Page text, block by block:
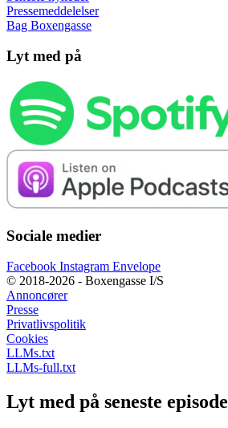
Pressemeddelelser
Bag Boxengasse
Lyt med på
Sociale medier
Facebook Instagram Envelope
© 2018-2026 - Boxengasse I/S
Annoncører
Presse
Privatlivspolitik
Cookies
LLMs.txt
LLMs-full.txt
Lyt med på seneste episode